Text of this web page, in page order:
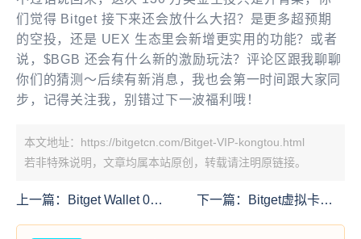
们觉得 Bitget 接下来还会放什么大招？是更多超预期
的空投，还是 UEX 生态里会新增更实用的功能？或者
说，$BGB 还会有什么新的激励玩法？评论区跟我聊聊
你们的猜测～后续有新消息，我也会第一时间跟大家同
步，记得关注我，别错过下一波福利哦！
本文地址：https://bitgetcn.com/Bitget-VIP-kongtou.html
若非特殊说明，文章均属本站原创，转载请注明原链接。
上一篇：
Bitget Wallet 0G
下一篇： Bitget虚拟卡实